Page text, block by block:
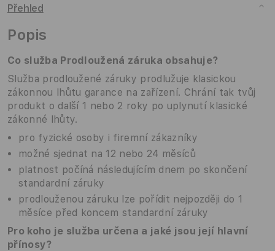
Přehled
Popis
Co služba Prodloužená záruka obsahuje?
Služba prodloužené záruky prodlužuje klasickou
zákonnou lhůtu garance na zařízení. Chrání tak tvůj
produkt o další 1 nebo 2 roky po uplynutí klasické
zákonné lhůty.
pro fyzické osoby i firemní zákazníky
možné sjednat na 12 nebo 24 měsíců
platnost počíná následujícím dnem po skončení
standardní záruky
prodlouženou záruku lze pořídit nejpozději do 1
měsíce před koncem standardní záruky
Pro koho je služba určena a jaké jsou její hlavní
přínosy?